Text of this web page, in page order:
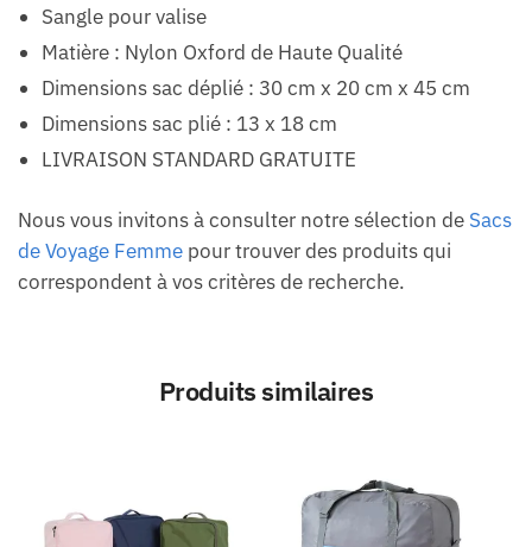
Sangle pour valise
Matière : Nylon Oxford de Haute Qualité
Dimensions sac déplié : 30 cm x 20 cm x 45 cm
Dimensions sac plié : 13 x 18 cm
LIVRAISON STANDARD GRATUITE
Nous vous invitons à consulter notre sélection de Sacs
de Voyage Femme pour trouver des produits qui
correspondent à vos critères de recherche.
Produits similaires